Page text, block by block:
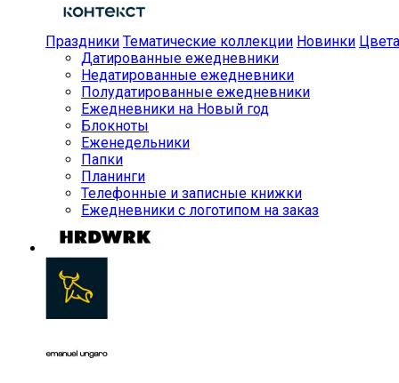
Праздники Тематические коллекции Новинки Цвета
Датированные ежедневники
Недатированные ежедневники
Полудатированные ежедневники
Ежедневники на Новый год
Блокноты
Еженедельники
Папки
Планинги
Телефонные и записные книжки
Ежедневники с логотипом на заказ